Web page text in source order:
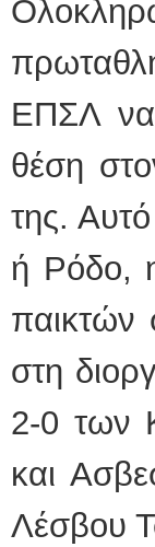
ΕΠΣΛ
θέση
της.
ή Ρόδο,
παικτών
στη
2-0 των
και
Λέσβου